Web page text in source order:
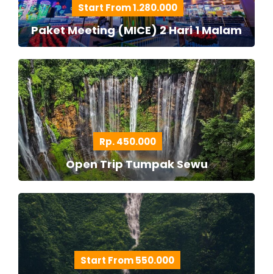
Start From 1.280.000
Paket Meeting (MICE) 2 Hari 1 Malam
Rp. 450.000
Open Trip Tumpak Sewu
Start From 550.000